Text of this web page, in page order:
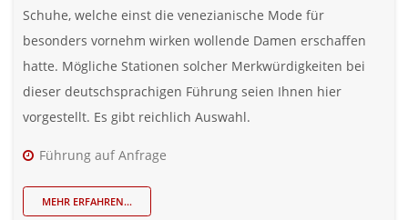
Schuhe, welche einst die venezianische Mode für
besonders vornehm wirken wollende Damen erschaffen
hatte. Mögliche Stationen solcher Merkwürdigkeiten bei
dieser deutschsprachigen Führung seien Ihnen hier
vorgestellt. Es gibt reichlich Auswahl.
Führung auf Anfrage
MEHR ERFAHREN...